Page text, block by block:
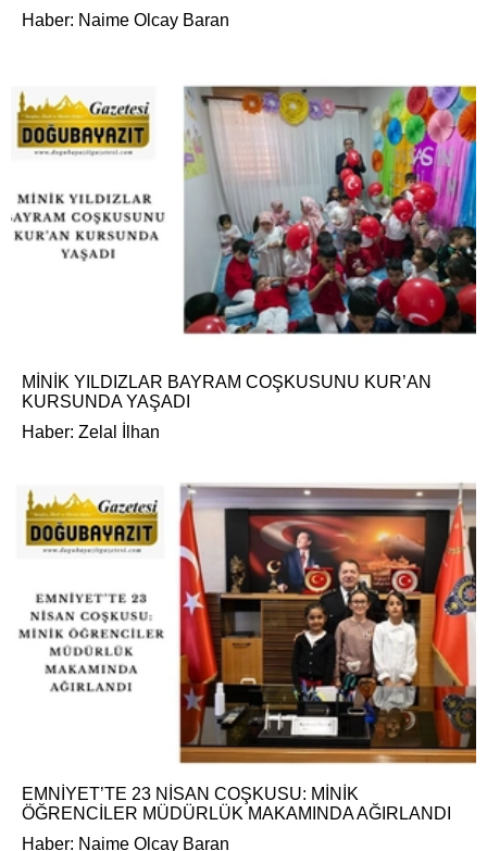
Haber: Naime Olcay Baran
MİNİK YILDIZLAR BAYRAM COŞKUSUNU KUR’AN
KURSUNDA YAŞADI
Haber: Zelal İlhan
EMNİYET’TE 23 NİSAN COŞKUSU: MİNİK
ÖĞRENCİLER MÜDÜRLÜK MAKAMINDA AĞIRLANDI
Haber: Naime Olcay Baran